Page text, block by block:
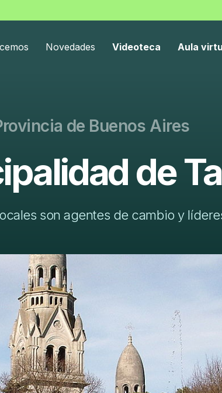
Novedades Videoteca Aula
de Buenos Aires
de
son agentes de cambio y